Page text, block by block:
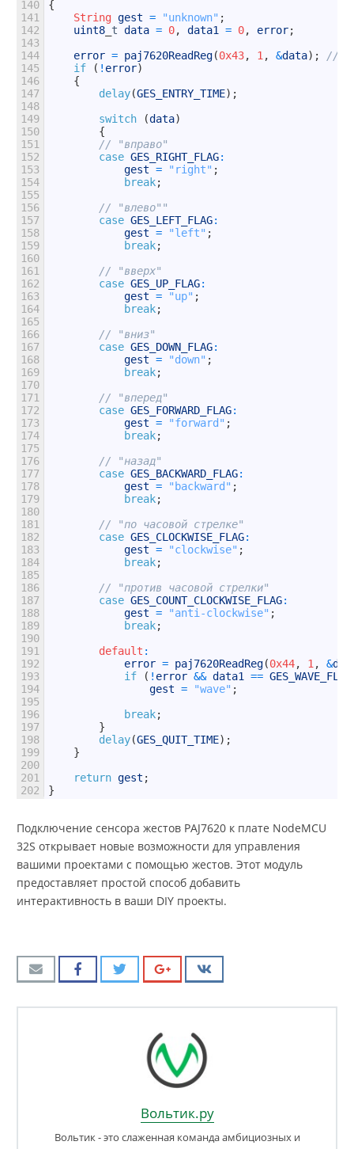
140
141
142
143
144
145
146
147
148
149
150
151
152
153
154
155
156
157
158
159
160
161
162
163
164
165
166
167
168
169
170
171
172
173
174
175
176
177
178
179
180
181
182
183
184
185
186
187
188
189
190
191
192
193
194
195
196
197
198
199
200
201
202
{
String gest = "unknown" ;
uint8 t data = 0, data1 = 0, error;
error = paj7620ReadReg(0x43, 1, &data) ;
//
if
( ! error)
{
delay(GES_ENTRY_TIME) ;
switch
(data)
{
// "вправо"
case GES_RIGHT_FLAG:
gest = "right" ;
break;
// "влево""
case GES_LEFT_FLAG:
gest = "left" ;
break;
// "вверх"
case GES_UP_FLAG:
gest = "up" ;
break;
// "вниз"
case GES_DOWN_FLAG:
gest = "down" ;
break;
// "вперед"
case GES_FORWARD_FLAG:
gest = "forward" ;
break;
// "назад"
case GES_BACKWARD_FLAG:
gest = "backward" ;
break;
// "по часовой стрелке"
case GES_CLOCKWISE_FLAG:
gest = "clockwise" ;
break;
// "против часовой стрелки"
case GES_COUNT_CLOCKWISE_FLAG:
gest = "anti-clockwise" ;
break;
default :
error = paj7620ReadReg(0x44, 1, &
if
( ! error && data1 == GES_WAVE_FLAG
gest = "wave" ;
break;
}
delay(GES_QUIT_TIME) ;
}
return gest ;
}
Подключение сенсора жестов PAJ7620 к плате NodeMCU
32S открывает новые возможности для управления
вашими проектами с помощью жестов. Этот модуль
предоставляет простой способ добавить
интерактивность в ваши DIY проекты.
Вольтик.ру
Вольтик - это слаженная команда амбициозных и